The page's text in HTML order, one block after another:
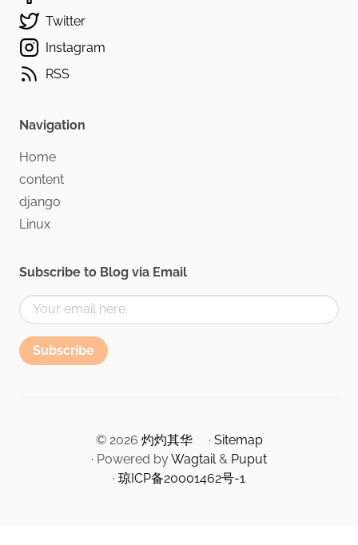
Twitter
Instagram
RSS
Navigation
Home
content
django
Linux
Subscribe to Blog via Email
Subscribe
© 2026 灼灼其华 · Sitemap
· Powered byWagtail& Puput
· 琼ICP备20001462号-1